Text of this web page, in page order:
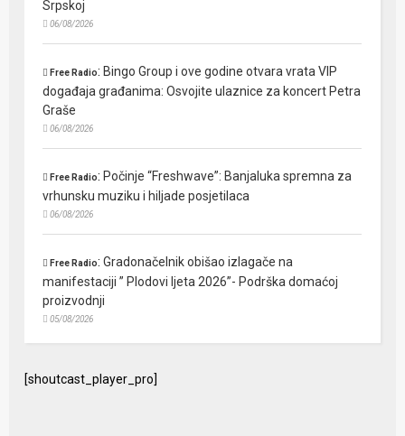
Srpskoj
06/08/2026
Free Radio: Bingo Group i ove godine otvara vrata VIP
događaja građanima: Osvojite ulaznice za koncert Petra
Graše
06/08/2026
Free Radio: Počinje “Freshwave”: Banjaluka spremna za
vrhunsku muziku i hiljade posjetilaca
06/08/2026
Free Radio:Gradonačelnik obišao izlagače na
manifestaciji ” Plodovi ljeta 2026”- Podrška domaćoj
proizvodnji
05/08/2026
[shoutcast_player_pro]